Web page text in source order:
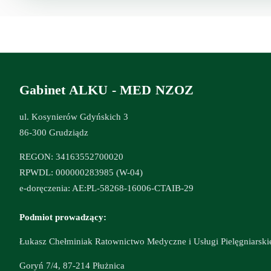
Gabinet ALKU - MED NZOZ
ul. Kosynierów Gdyńskich 3
86-300 Grudziądz
REGON: 34163552700020
RPWDL: 000000283985 (W-04)
e-doręczenia: AE:PL-58268-16006-CTAIB-29
Podmiot prowadzący:
Łukasz Chełminiak Ratownictwo Medyczne i Usługi
Goryń 7/4, 87-214 Płużnica